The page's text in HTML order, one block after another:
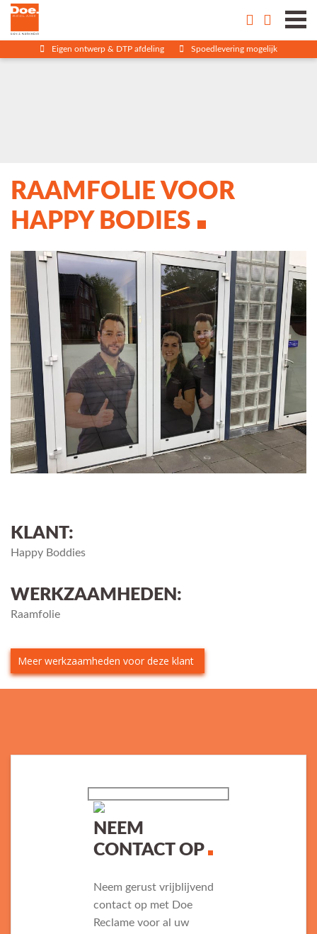
Eigen ontwerp & DTP afdeling Spoedlevering mogelijk
RAAMFOLIE VOOR
HAPPY BODIES
KLANT:
Happy Boddies
WERKZAAMHEDEN:
Raamfolie
Meer werkzaamheden voor deze klant
NEEM
CONTACT OP
Neem gerust vrijblijvend
contact op met Doe
Reclame voor al uw